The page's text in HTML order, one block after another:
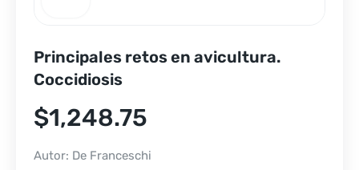
Principales retos en avicultura.
Coccidiosis
$1,248.75
Autor: De Franceschi